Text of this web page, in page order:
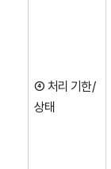
④ 처리 기한/
상태